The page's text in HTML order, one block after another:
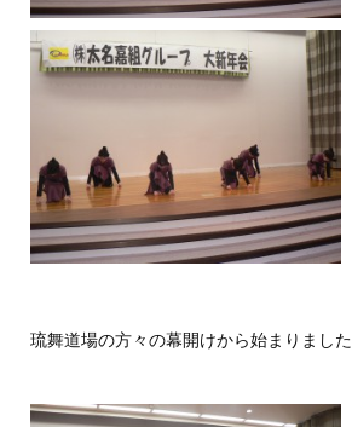
琉舞道場の方々の幕開けから始まりました